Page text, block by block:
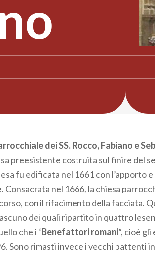
dei SS. Rocco, Fabiano e
preesistente costruita sul finire del
fu edificata nel 1661 con l’apporto
Consacrata nel 1666, la chiesa
con il rifacimento della facciata.
dei quali ripartito in quattro
che i “Benefattori romani”, cioè
Sono rimasti invece i vecchi battenti